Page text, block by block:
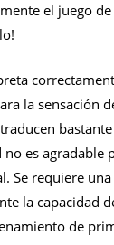
el juego de
la sensación
es agradable
Se requiere
la capacidad
de